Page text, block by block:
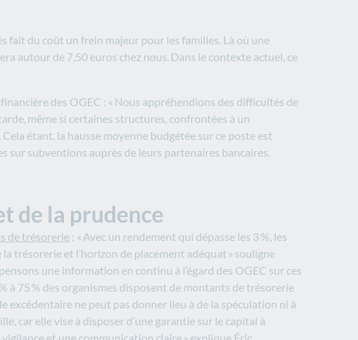
fait du coût un frein majeur pour les familles. Là où une
autour de 7,50 euros chez nous. Dans le contexte actuel, ce
des OGEC : « Nous appréhendions des difficultés de
même si certaines structures, confrontées à un
étant, la hausse moyenne budgétée sur ce poste est
sur subventions auprès de leurs partenaires bancaires.
de la prudence
de trésorerie : « Avec un rendement qui dépasse les 3 %, les
trésorerie et l’horizon de placement adéquat » souligne
une information en continu à l’égard des OGEC sur ces
à 75 % des organismes disposent de montants de trésorerie
excédentaire ne peut pas donner lieu à de la spéculation ni à
car elle vise à disposer d’une garantie sur le capital à